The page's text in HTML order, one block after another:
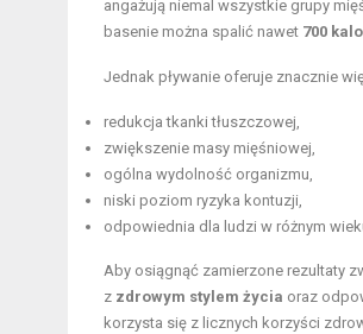
angażują niemal wszystkie grupy
basenie można spalić nawet 700
Jednak pływanie oferuje znacznie
redukcja tkanki tłuszczowej,
zwiększenie masy mięśniowej,
ogólna wydolność organizmu,
niski poziom ryzyka kontuzji,
odpowiednia dla ludzi w różnym
Aby osiągnąć zamierzone rezultaty
z zdrowym stylem życia oraz
korzysta się z licznych korzyści